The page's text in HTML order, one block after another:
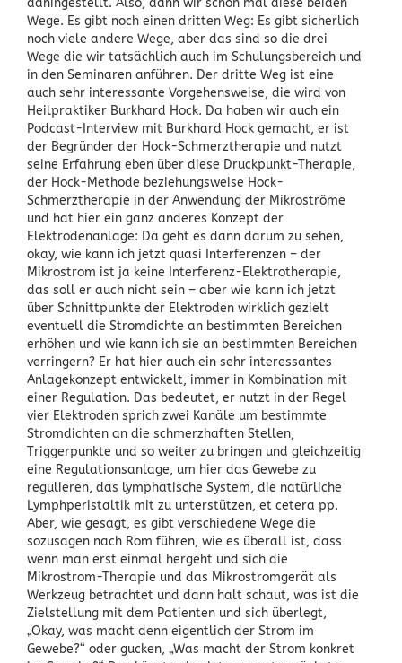
dahingestellt. Also, dann wir schon mal diese beiden
Wege. Es gibt noch einen dritten Weg: Es gibt sicherlich
noch viele andere Wege, aber das sind so die drei
Wege die wir tatsächlich auch im Schulungsbereich und
in den Seminaren anführen. Der dritte Weg ist eine
auch sehr interessante Vorgehensweise, die wird von
Heilpraktiker Burkhard Hock. Da haben wir auch ein
Podcast-Interview mit Burkhard Hock gemacht, er ist
der Begründer der Hock-Schmerztherapie und nutzt
seine Erfahrung eben über diese Druckpunkt-Therapie,
der Hock-Methode beziehungsweise Hock-
Schmerztherapie in der Anwendung der Mikroströme
und hat hier ein ganz anderes Konzept der
Elektrodenanlage: Da geht es dann darum zu sehen,
okay, wie kann ich jetzt quasi Interferenzen – der
Mikrostrom ist ja keine Interferenz-Elektrotherapie,
das soll er auch nicht sein – aber wie kann ich jetzt
über Schnittpunkte der Elektroden wirklich gezielt
eventuell die Stromdichte an bestimmten Bereichen
erhöhen und wie kann ich sie an bestimmten Bereichen
verringern? Er hat hier auch ein sehr interessantes
Anlagekonzept entwickelt, immer in Kombination mit
einer Regulation. Das bedeutet, er nutzt in der Regel
vier Elektroden sprich zwei Kanäle um bestimmte
Stromdichten an die schmerzhaften Stellen,
Triggerpunkte und so weiter zu bringen und gleichzeitig
eine Regulationsanlage, um hier das Gewebe zu
regulieren, das lymphatische System, die natürliche
Lymphperistaltik mit zu unterstützen, et cetera pp.
Aber, wie gesagt, es gibt verschiedene Wege die
sozusagen nach Rom führen, wie es überall ist, dass
wenn man erst einmal hergeht und sich die
Mikrostrom-Therapie und das Mikrostromgerät als
Werkzeug betrachtet und dann halt schaut, was ist die
Zielstellung mit dem Patienten und sich überlegt,
„Okay, was macht denn eigentlich der Strom im
Gewebe?“ oder gucken, „Was macht der Strom konkret